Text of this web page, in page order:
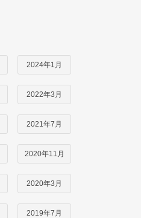
2024年1月
2022年3月
2021年7月
2020年11月
2020年3月
2019年7月